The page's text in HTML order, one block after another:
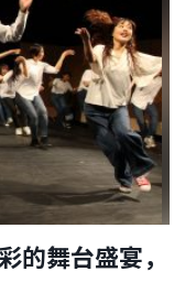
的舞台盛宴，